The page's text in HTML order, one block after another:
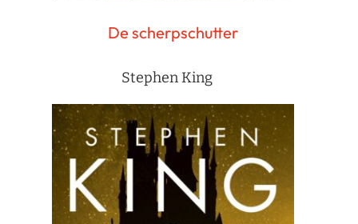
De scherpschutter
Stephen King